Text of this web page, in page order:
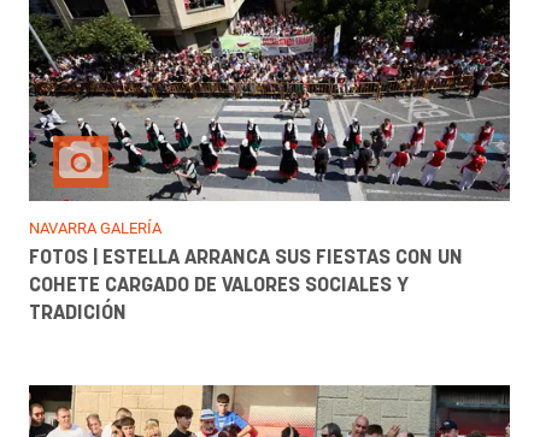
NAVARRA GALERÍA
FOTOS | ESTELLA ARRANCA SUS FIESTAS CON UN
COHETE CARGADO DE VALORES SOCIALES Y
TRADICIÓN